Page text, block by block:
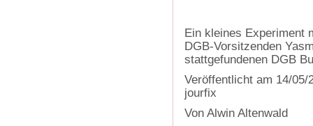
Ein kleines Experiment
DGB-Vorsitzenden
stattgefundenen DGB
Veröffentlicht am 14/05/
jourfix
Von Alwin Altenwald